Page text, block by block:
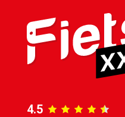
4.5